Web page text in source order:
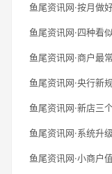
鱼尾资讯网·按月做
鱼尾资讯网·四种看
鱼尾资讯网·商户最
鱼尾资讯网·央行新
鱼尾资讯网·新店三
鱼尾资讯网·系统升
鱼尾资讯网·小商户